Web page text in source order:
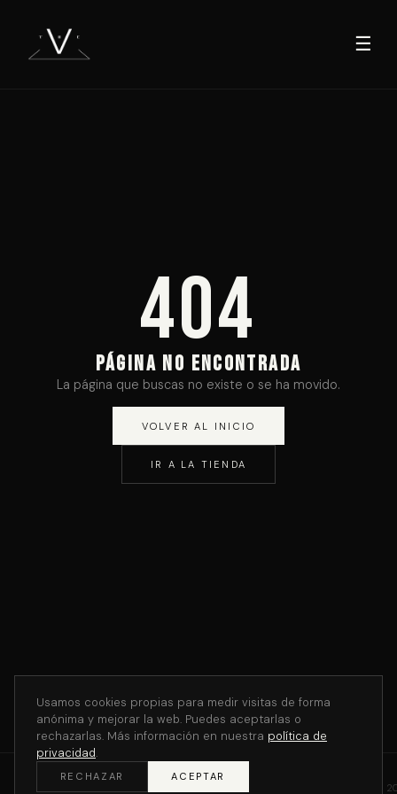
☰
404
PÁGINA NO ENCONTRADA
La página que buscas no existe o se ha movido.
VOLVER AL INICIO
IR A LA TIENDA
Usamos cookies propias para medir visitas de forma
anónima y mejorar la web. Puedes aceptarlas o
rechazarlas. Más información en nuestra política de
privacidad.
RECHAZAR ACEPTAR